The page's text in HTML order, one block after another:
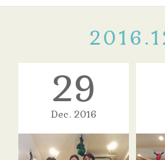
2016.
29
Dec 2016